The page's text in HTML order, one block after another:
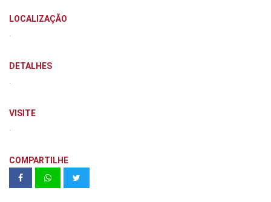
LOCALIZAÇÃO
DETALHES
VISITE
COMPARTILHE
United Living Ipiranga - 75m²